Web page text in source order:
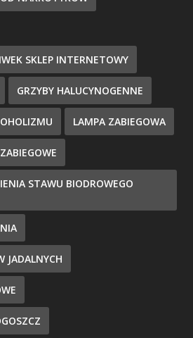
SKLEP INTERNETOWY
GRZYBY HALUCYNOGENNE
LAMPA ZABIEGOWA
STAWU BIODROWEGO
JADALNYCH